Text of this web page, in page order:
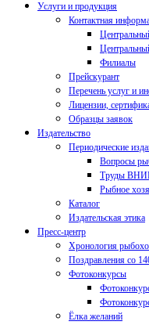
Услуги и продукция
Контактная
Филиалы
Прейскурант
Перечень услуг и
Лицензии,
Образцы заявок
Издательство
Периодические
Вопросы
Труды
Рыбное
Каталог
Издательская этика
Пресс-центр
Хронология
Поздравления со
Фотоконкурсы
Ёлка желаний